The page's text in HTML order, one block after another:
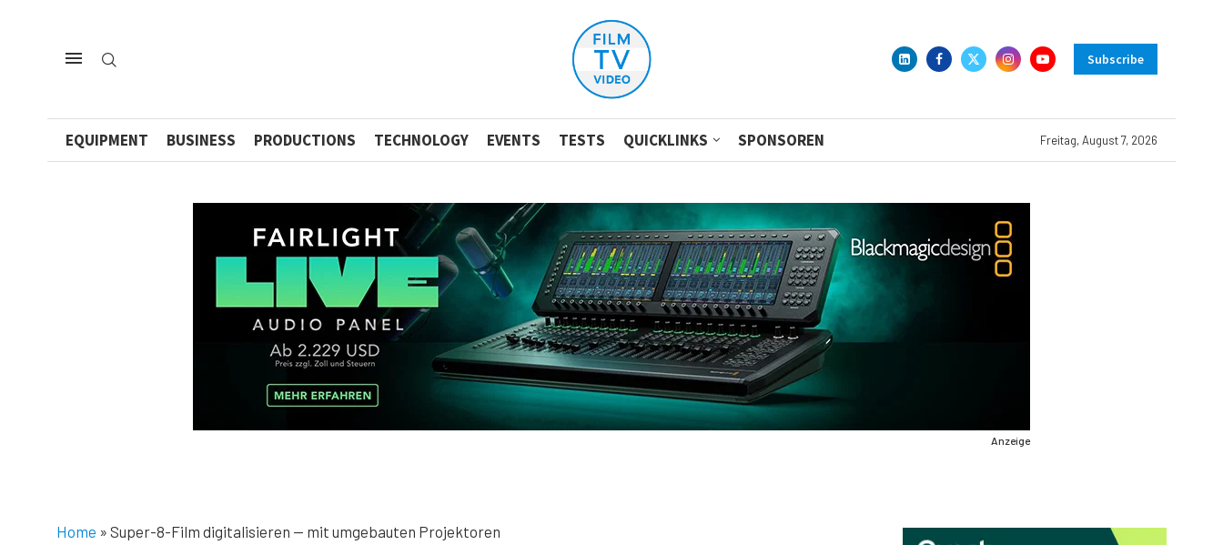
Subscribe
EQUIPMENT BUSINESS PRODUCTIONS TECHNOLOGY EVENTS TESTS QUICKLINKS SPONSOREN Freitag, August 7, 2026
Anzeige
Home » Super-8-Film digitalisieren — mit umgebauten Projektoren